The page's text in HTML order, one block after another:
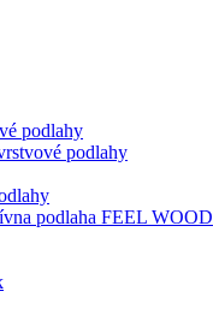
podlahy
podlahy
podlaha FEEL WOOD